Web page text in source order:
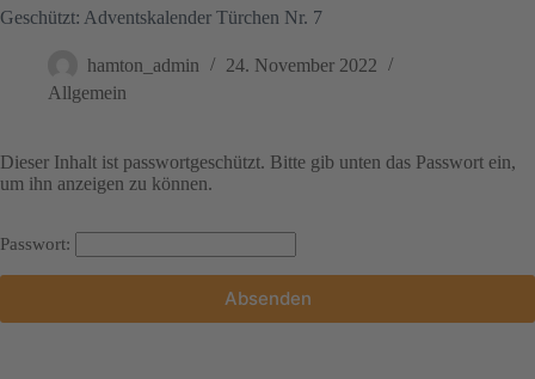
Geschützt: Adventskalender Türchen Nr. 7
hamton_admin
24. November 2022
Allgemein
Dieser Inhalt ist passwortgeschützt. Bitte gib unten das Passwort ein,
um ihn anzeigen zu können.
Passwort: